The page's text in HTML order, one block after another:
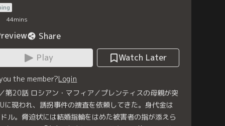
44mins
Share
Play
Watch Later
the member?Login
第20話 ロシアン・マフィア／プレンティスの母親が突
に現われ、誘拐事件の捜査を依頼してきた。身代金は
ル。脅迫状には結婚指輪をはめた被害者の指が添えら